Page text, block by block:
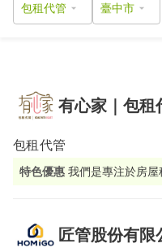
包租代管
有心家｜包租
包租代管
特色優惠 我們是專注於房
匠管股份有限